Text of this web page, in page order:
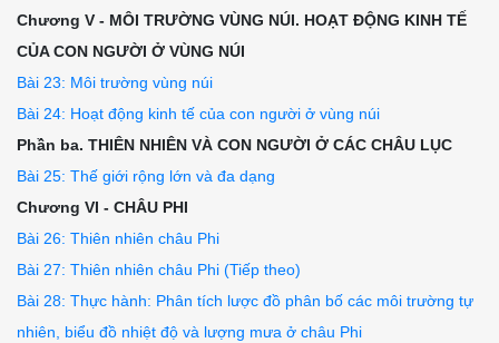
Chương V - MÔI TRƯỜNG VÙNG NÚI. HOẠT ĐỘNG KINH TẾ
CỦA CON NGƯỜI Ở VÙNG NÚI
Bài 23: Môi trường vùng núi
Bài 24: Hoạt động kinh tế của con người ở vùng núi
Phần ba. THIÊN NHIÊN VÀ CON NGƯỜI Ở CÁC CHÂU LỤC
Bài 25: Thế giới rộng lớn và đa dạng
Chương VI - CHÂU PHI
Bài 26: Thiên nhiên châu Phi
Bài 27: Thiên nhiên châu Phi (Tiếp theo)
Bài 28: Thực hành: Phân tích lược đồ phân bố các môi trường tự
nhiên, biểu đồ nhiệt độ và lượng mưa ở châu Phi